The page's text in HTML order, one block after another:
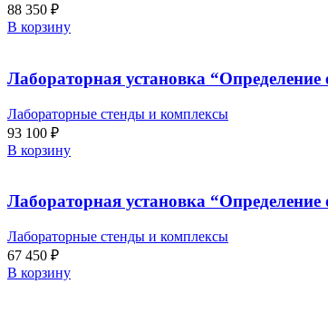
88 350 ₽
В корзину
Лабораторная установка
Лабораторные стенды и комплексы
93 100 ₽
В корзину
Лабораторная установка
Лабораторные стенды и комплексы
67 450 ₽
В корзину